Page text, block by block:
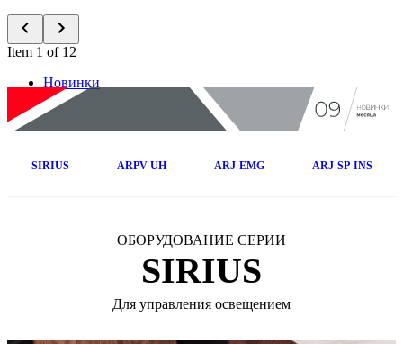
Item 1 of 12
Новинки
SIRIUS ARPV-UH ARJ-EMG ARJ-SP-INS
ОБОРУДОВАНИЕ СЕРИИ
SIRIUS
Для управления освещением